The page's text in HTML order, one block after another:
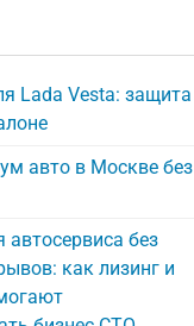
Lada Vesta: защита
авто в Москве без
без
как лизинг и